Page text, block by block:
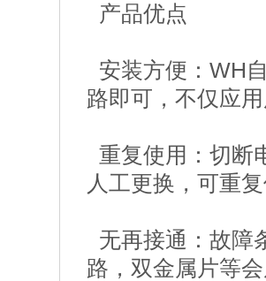
产品优点
安装方便：WH
路即可，不仅应
重复使用：切断
人工更换，可重
无再接通：故障
路，双金属片等